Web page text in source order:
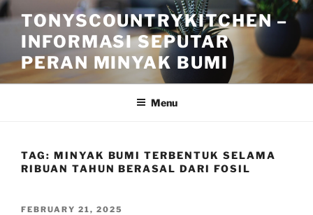
Skip
to
content
TONYSCOUNTRYKITCHEN –
INFORMASI SEPUTAR
PERAN MINYAK BUMI
Menu
TAG: MINYAK BUMI TERBENTUK SELAMA
RIBUAN TAHUN BERASAL DARI FOSIL
POSTED
FEBRUARY 21, 2025